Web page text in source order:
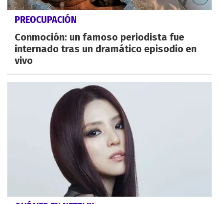
PREOCUPACIÓN
Conmoción: un famoso periodista fue
internado tras un dramático episodio en
vivo